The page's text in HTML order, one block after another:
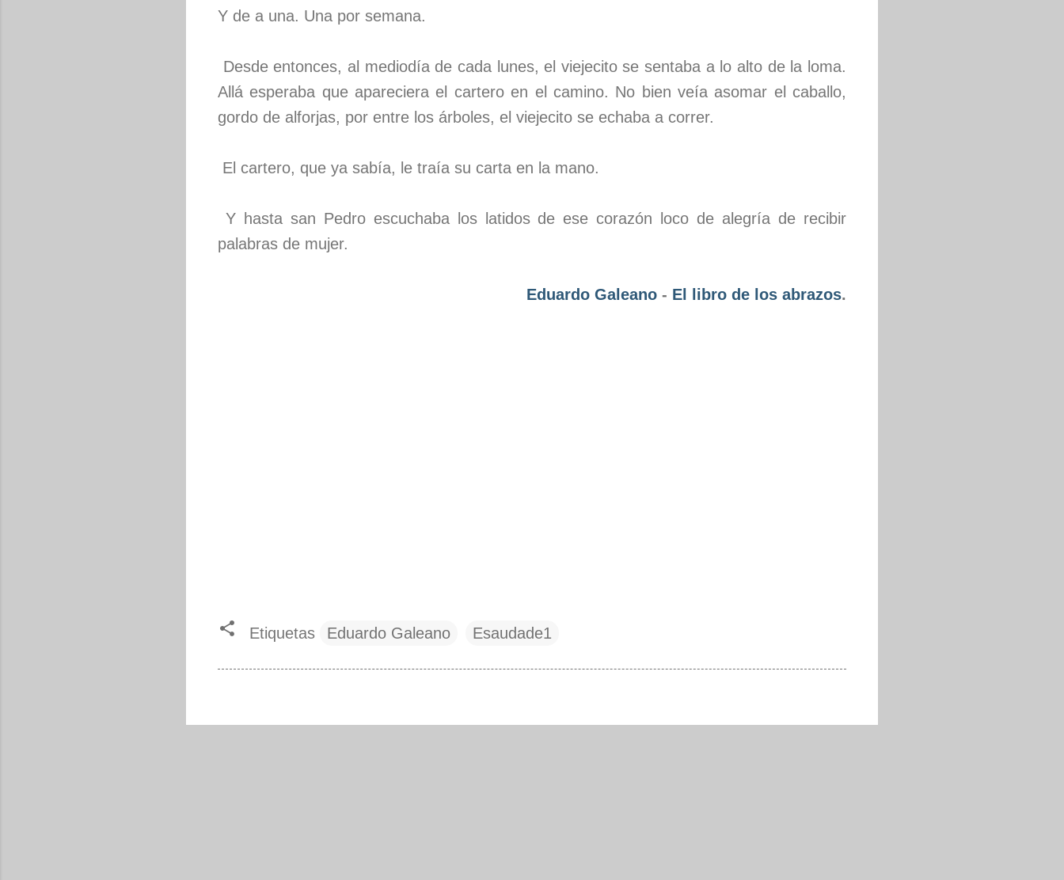
Y de a una. Una por semana.
Desde entonces, al mediodía de cada lunes, el viejecito se sentaba a lo alto de la loma.
Allá esperaba que apareciera el cartero en el camino. No bien veía asomar el caballo,
gordo de alforjas, por entre los árboles, el viejecito se echaba a correr.
El cartero, que ya sabía, le traía su carta en la mano.
Y hasta san Pedro escuchaba los latidos de ese corazón loco de alegría de recibir
palabras de mujer.
Eduardo Galeano - El libro de los abrazos.
Etiquetas Eduardo Galeano Esaudade1